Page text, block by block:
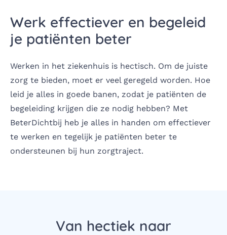
Werk effectiever en begeleid
je patiënten beter
Werken in het ziekenhuis is hectisch. Om de juiste
zorg te bieden, moet er veel geregeld worden. Hoe
leid je alles in goede banen, zodat je patiënten de
begeleiding krijgen die ze nodig hebben? Met
BeterDichtbij heb je alles in handen om effectiever
te werken en tegelijk je patiënten beter te
ondersteunen bij hun zorgtraject.
Van hectiek naar